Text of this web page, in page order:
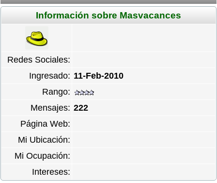
Información sobre Masvacances
Redes Sociales:
Ingresado: 11-Feb-2010
Rango:
Mensajes: 222
Página Web:
Mi Ubicación:
Mi Ocupación:
Intereses: